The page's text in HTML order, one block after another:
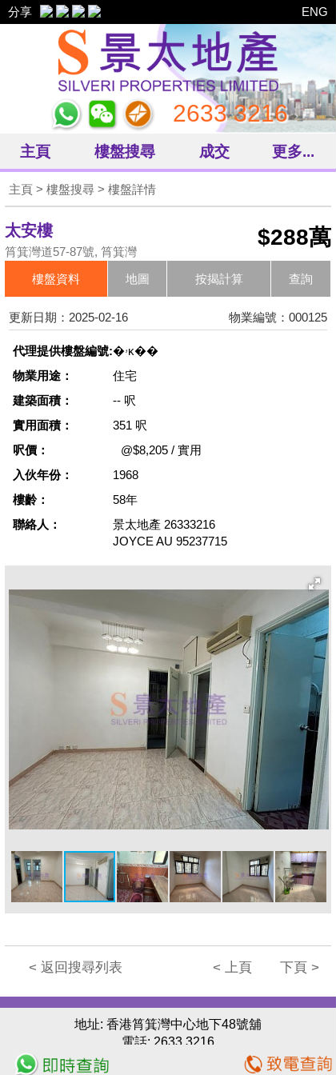
分享 ENG
2633 3216
主頁 樓盤搜尋 成交 更多...
主頁 > 樓盤搜尋 > 樓盤詳情
太安樓
筲箕灣道57-87號, 筲箕灣
$288萬
樓盤資料 地圖 按揭計算 查詢
更新日期：2025-02-16 物業編號：000125
代理提供樓盤編號:
�ۥκ��
物業用途：
住宅
建築面積：
-- 呎
實用面積：
351 呎
呎價：
@$8,205 / 實用
入伙年份：
1968
樓齡：
58年
聯絡人：
景太地產 26333216
JOYCE AU 95237715
< 返回搜尋列表 < 上頁 下頁 >
地址: 香港筲箕灣中心地下48號舖
電話: 2633 3216
Copyright © Silveri Property Limited. All Right Reserved.